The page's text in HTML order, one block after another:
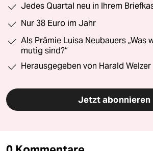
Jedes Quartal neu in Ihrem
Nur 38 Euro im Jahr
Als Prämie Luisa Neubauers „Was
mutig sind?“
Herausgegeben von Harald Welzer
Jetzt abonnieren